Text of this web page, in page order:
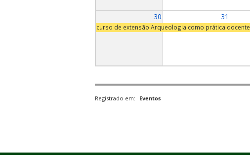
30 31
curso de extensão Arqueologia como prática docente
Registrado em: Eventos